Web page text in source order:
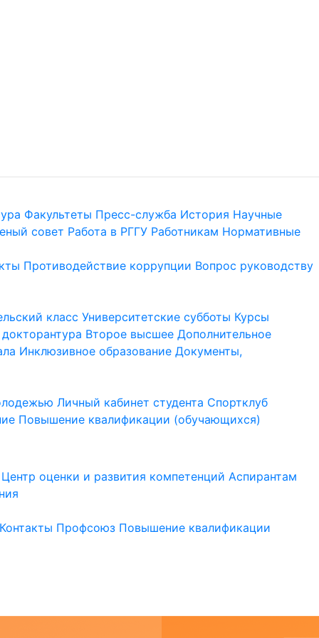
Факультеты Пресс-служба История Научные
совет Работа в РГГУ Работникам Нормативные
Противодействие коррупции Вопрос руководству
класс Университетские субботы Курсы
Второе высшее Дополнительное
Инклюзивное образование Документы,
Личный кабинет студента Спортклуб
Повышение квалификации (обучающихся)
Центр оценки и развития компетенций Аспирантам
Контакты Профсоюз Повышение квалификации